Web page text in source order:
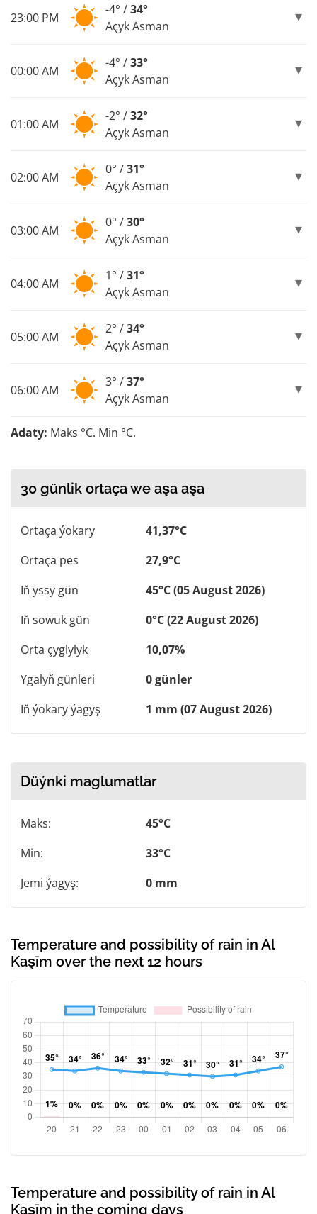
23:00 PM
-4° /34°
Açyk Asman
00:00 AM
-4° /33°
Açyk Asman
01:00 AM
-2° /32°
Açyk Asman
02:00 AM
0° /31°
Açyk Asman
03:00 AM
0° /30°
Açyk Asman
04:00 AM
1° /31°
Açyk Asman
05:00 AM
2° /34°
Açyk Asman
06:00 AM
3° /37°
Açyk Asman
Adaty: Maks °C. Min °C.
30 günlik ortaça we aşa aşa
Ortaça ýokary
41,37°C
Ortaça pes
27,9°C
Iň yssy gün
45°C (05 August 2026)
Iň sowuk gün
0°C (22 August 2026)
Orta çyglylyk
10,07%
Ygalyň günleri
0 günler
Iň ýokary ýagyş
1 mm (07 August 2026)
Düýnki maglumatlar
Maks:
45°C
Min:
33°C
Jemi ýagyş:
0 mm
Temperature and possibility of rain in Al
Kaşīm over the next 12 hours
Temperature and possibility of rain in Al
Kaşīm in the coming days